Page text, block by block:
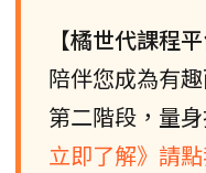
【橘世代課程平
陪伴您成為有
第二階段，量
立即了解》請